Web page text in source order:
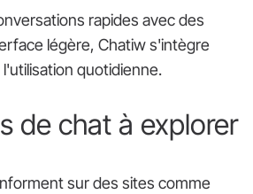
rapides avec des
légère, Chatiw s'intègre
quotidienne.
de chat à explorer
sur des sites comme